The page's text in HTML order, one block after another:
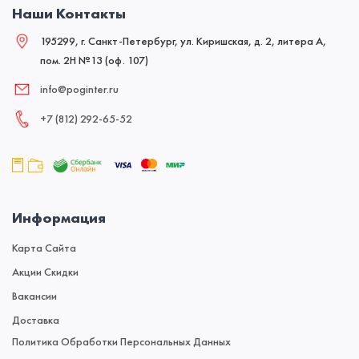
Наши Контакты
195299, г. Санкт-Петербург, ул. Киришская, д. 2, литера А,
пом. 2Н №13 (оф. 107)
info@poginter.ru
+7 (812) 292‑65‑52
Информация
Карта Сайта
Акции Скидки
Вакансии
Доставка
Политика Обработки Персональных Данных